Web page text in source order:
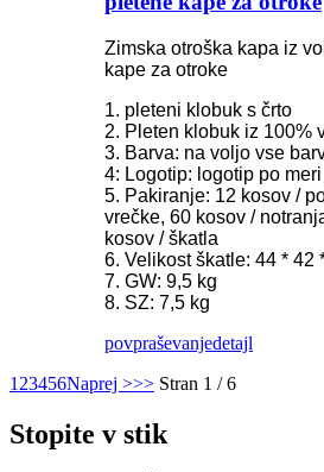
Zimska otroška kapa iz
kape za otroke
1. pleteni klobuk s črto
2. Pleten klobuk iz 100%
3. Barva: na voljo vse
4: Logotip: logotip po meri
5. Pakiranje: 12 kosov /
vrečke, 60 kosov /
kosov / škatla
6. Velikost škatle: 44 * 42
7. GW: 9,5 kg
8. SZ: 7,5 kg
povpraševanjedetajl
1 23456Naprej >>> Stran 1 / 6
Stopite v stik